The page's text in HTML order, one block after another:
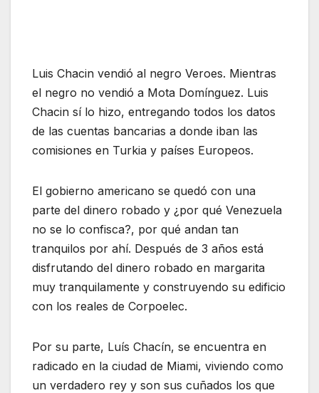
Luis Chacin vendió al negro Veroes. Mientras
el negro no vendió a Mota Domínguez. Luis
Chacin sí lo hizo, entregando todos los datos
de las cuentas bancarias a donde iban las
comisiones en Turkia y países Europeos.
El gobierno americano se quedó con una
parte del dinero robado y ¿por qué Venezuela
no se lo confisca?, por qué andan tan
tranquilos por ahí. Después de 3 años está
disfrutando del dinero robado en margarita
muy tranquilamente y construyendo su edificio
con los reales de Corpoelec.
Por su parte, Luís Chacín, se encuentra en
radicado en la ciudad de Miami, viviendo como
un verdadero rey y son sus cuñados los que